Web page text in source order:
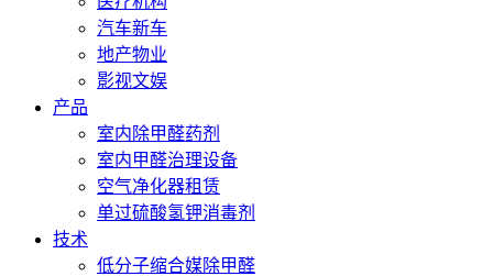
汽车新车
地产物业
影视文娱
产品
室内除甲醛药剂
室内甲醛治理设备
空气净化器租赁
单过硫酸氢钾消毒剂
技术
低分子缩合媒除甲醛